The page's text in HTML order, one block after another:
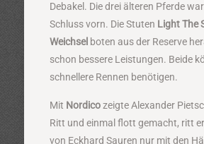
Debakel. Die drei älteren Pferde
Schluss vorn. Die Stuten Light The
Weichsel boten aus der Reserve
schon bessere Leistungen. Beide
schnellere Rennen benötigen.
Mit Nordicozeigte Alexander
Ritt und einmal flott gemacht, ritt
von Eckhard Sauren nur mit den